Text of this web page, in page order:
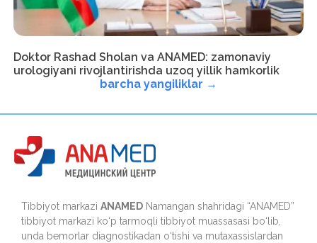
Doktor Rashad Sholan va ANAMED: zamonaviy
urologiyani rivojlantirishda uzoq yillik hamkorlik
barcha yangiliklar →
Tibbiyot markazi ANAMED Namangan shahridagi “ANAMED”
tibbiyot markazi ko‘p tarmoqli tibbiyot muassasasi bo‘lib,
unda bemorlar diagnostikadan o‘tishi va mutaxassislardan